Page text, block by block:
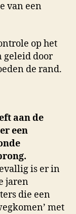
van een
op het
geleid door
de rand.
aan de
een
is er in
jaren
die een
met